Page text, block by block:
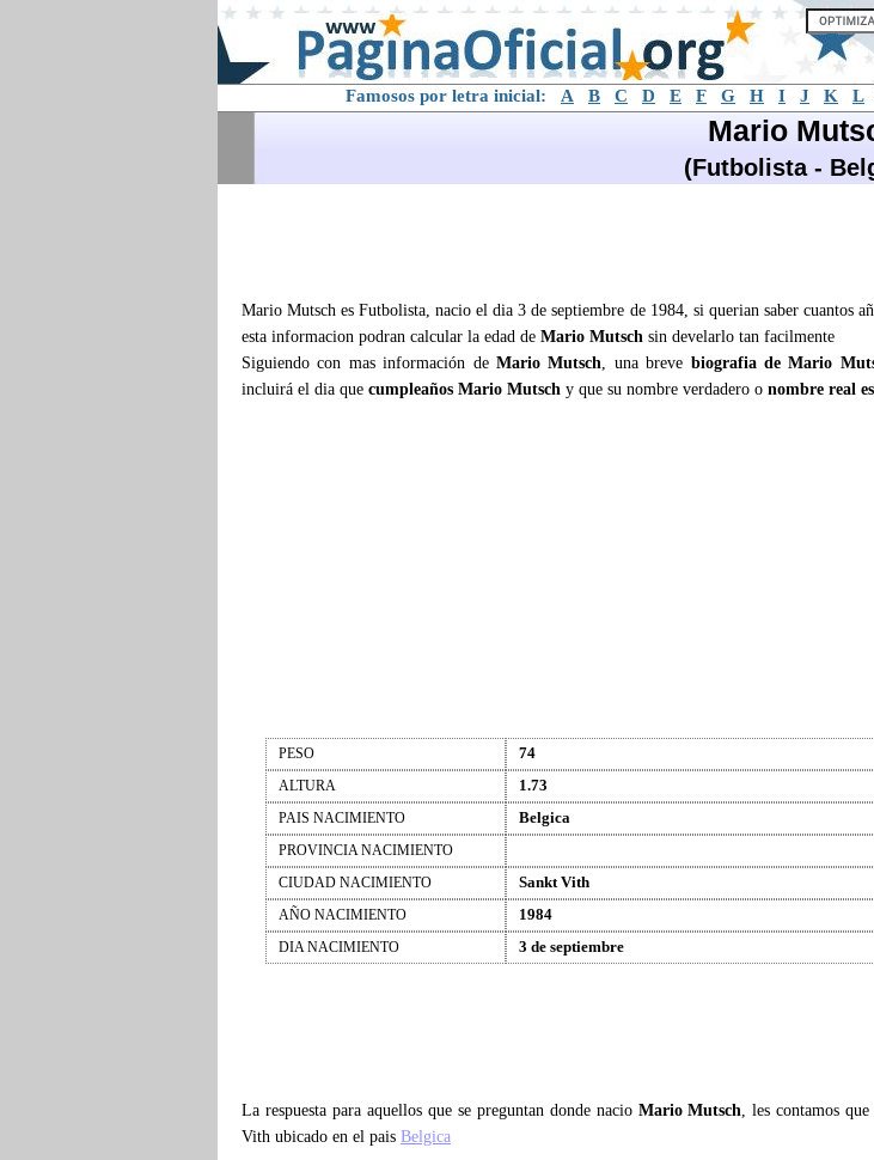
Famosos por letra inicial: A B C D E F G H I J K L
Mario
(Futbolista -
Mario Mutsch es Futbolista, nacio el dia 3 de septiembre de 1984, si querian saber cuantos
esta informacion podran calcular la edad de Mario Mutsch sin develarlo tan facilmente
Siguiendo con mas información de Mario Mutsch, una breve biografia de Mario
incluirá el dia que cumpleaños Mario Mutsch y que su nombre verdadero o nombre real
PESO 74
ALTURA 1.73
PAIS NACIMIENTO Belgica
PROVINCIA NACIMIENTO
CIUDAD NACIMIENTO
Sankt Vith
AÑO NACIMIENTO 1984
DIA NACIMIENTO 3 de septiembre
La respuesta para aquellos que se preguntan donde nacio Mario Mutsch, les contamos
Vith ubicado en el pais Belgica